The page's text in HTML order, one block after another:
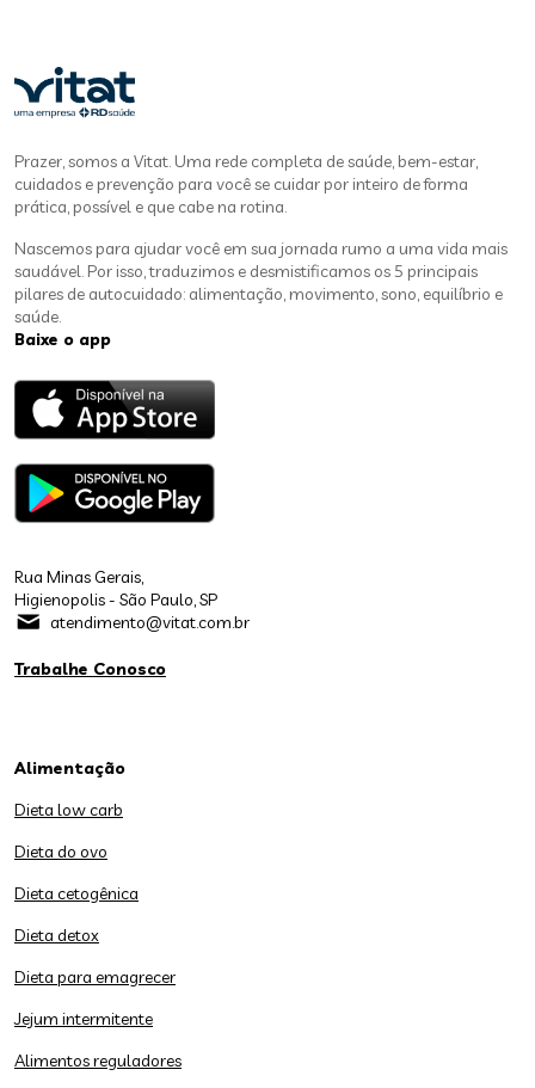
Prazer, somos a Vitat. Uma rede completa de saúde, bem-estar,
cuidados e prevenção para você se cuidar por inteiro de forma
prática, possível e que cabe na rotina.
Nascemos para ajudar você em sua jornada rumo a uma vida mais
saudável. Por isso, traduzimos e desmistificamos os 5 principais
pilares de autocuidado: alimentação, movimento, sono, equilíbrio e
saúde.
Baixe o app
Rua Minas Gerais,
Higienopolis - São Paulo, SP
atendimento@vitat.com.br
Trabalhe Conosco
Alimentação
Dieta low carb
Dieta do ovo
Dieta cetogênica
Dieta detox
Dieta para emagrecer
Jejum intermitente
Alimentos reguladores